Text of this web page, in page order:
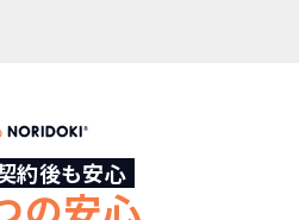
契約いただけます！
から安心！
料金で安心
約後も安心
の安心